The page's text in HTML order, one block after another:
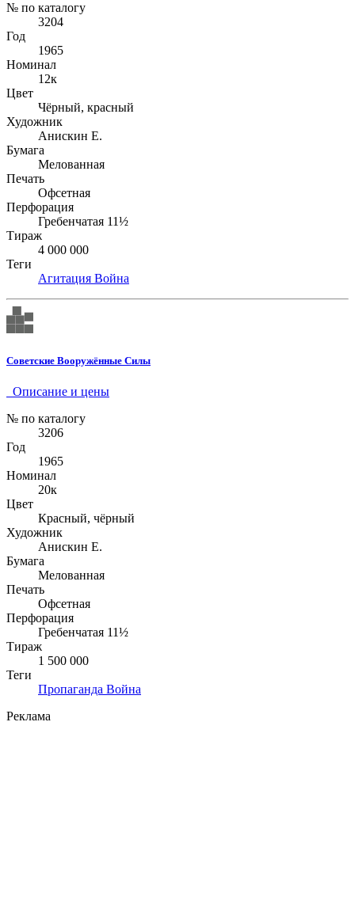
№ по каталогу
3204
Год
1965
Номинал
12к
Цвет
Чёрный, красный
Художник
Анискин Е.
Бумага
Мелованная
Печать
Офсетная
Перфорация
Гребенчатая 11½
Тираж
4 000 000
Теги
Агитация Война
Советские Вооружённые Силы
Описание и цены
№ по каталогу
3206
Год
1965
Номинал
20к
Цвет
Красный, чёрный
Художник
Анискин Е.
Бумага
Мелованная
Печать
Офсетная
Перфорация
Гребенчатая 11½
Тираж
1 500 000
Теги
Пропаганда Война
Реклама